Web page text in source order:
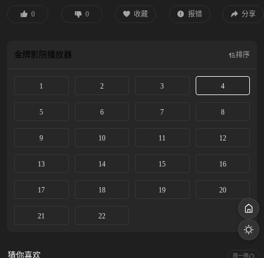
国家利益。郭聪、张瑜等新一代海关人也各自有了宝贵的收获，在并肩作战中迅
0 0 收藏 报错 分享
金牌影院播放器 排序
1 2 3 4
5 6 7 8
9 10 11 12
13 14 15 16
17 18 19 20
21 22
猜你喜欢 换一换